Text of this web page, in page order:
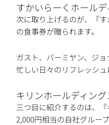
すかいらーくホール
次に取り上げるのが、『
の食事券が贈られます。
ガスト、バーミヤン、ジ
忙しい日々のリフレッシュ
キリンホールディン
三つ目に紹介するのは、
2,000円相当の自社グルー